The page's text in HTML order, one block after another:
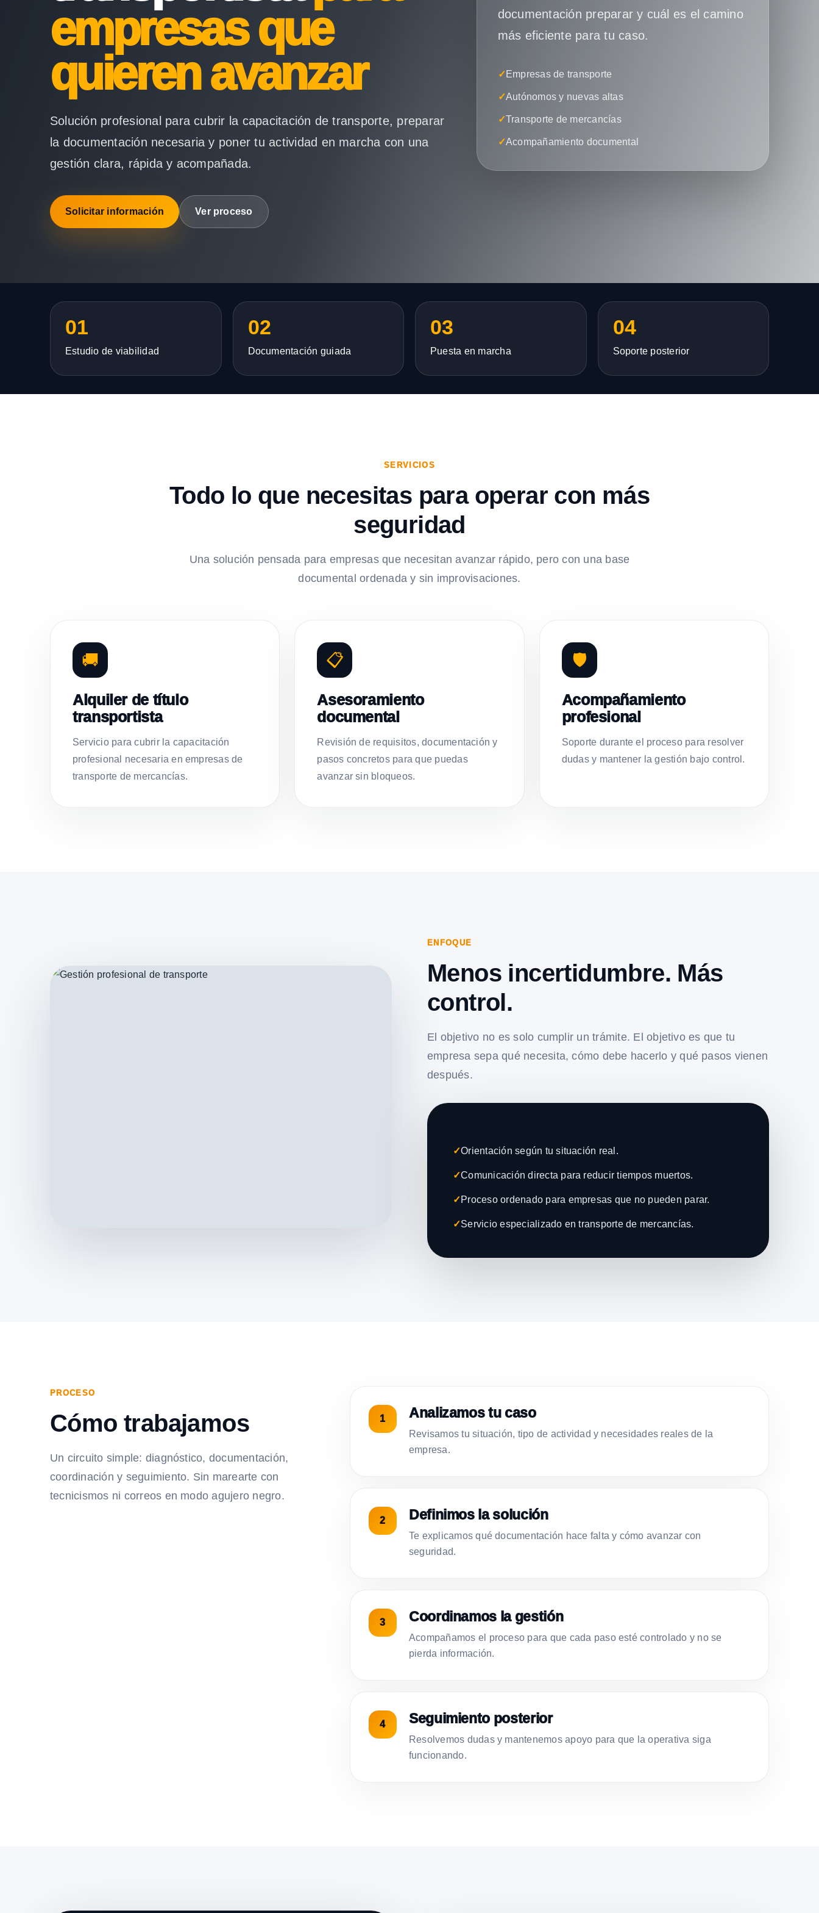
empresas que
quieren avanzar
Solución profesional para cubrir la capacitación de transporte, preparar
la documentación necesaria y poner tu actividad en marcha con una
gestión clara, rápida y acompañada.
Solicitar información Ver proceso
documentación preparar y cuál es el camino
más eficiente para tu caso.
✓ Empresas de transporte
✓Autónomos y nuevas altas
✓Transporte de mercancías
✓Acompañamiento documental
01
Estudio de viabilidad
02
Documentación guiada
03
Puesta en marcha
04
Soporte posterior
SERVICIOS
Todo lo que necesitas para operar con más
seguridad
Una solución pensada para empresas que necesitan avanzar rápido, pero con una base
documental ordenada y sin improvisaciones.
🚚
Alquiler de título
transportista
Servicio para cubrir la capacitación
profesional necesaria en empresas de
transporte de mercancías.
📋
Asesoramiento
documental
Revisión de requisitos, documentación y
pasos concretos para que puedas
avanzar sin bloqueos.
🛡️
Acompañamiento
profesional
Soporte durante el proceso para resolver
dudas y mantener la gestión bajo control.
ENFOQUE
Menos incertidumbre. Más
control.
El objetivo no es solo cumplir un trámite. El objetivo es que tu
empresa sepa qué necesita, cómo debe hacerlo y qué pasos vienen
después.
✓Orientación según tu situación real.
✓Comunicación directa para reducir tiempos muertos.
✓Proceso ordenado para empresas que no pueden parar.
✓Servicio especializado en transporte de mercancías.
PROCESO
Cómo trabajamos
Un circuito simple: diagnóstico, documentación,
coordinación y seguimiento. Sin marearte con
tecnicismos ni correos en modo agujero negro.
Analizamos tu caso
Revisamos tu situación, tipo de actividad y necesidades reales de la
empresa.
Definimos la solución
Te explicamos qué documentación hace falta y cómo avanzar con
seguridad.
Coordinamos la gestión
Acompañamos el proceso para que cada paso esté controlado y no se
pierda información.
Seguimiento posterior
Resolvemos dudas y mantenemos apoyo para que la operativa siga
funcionando.